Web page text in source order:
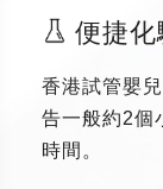
便捷化
香港試管嬰
告一般約2個
時間。